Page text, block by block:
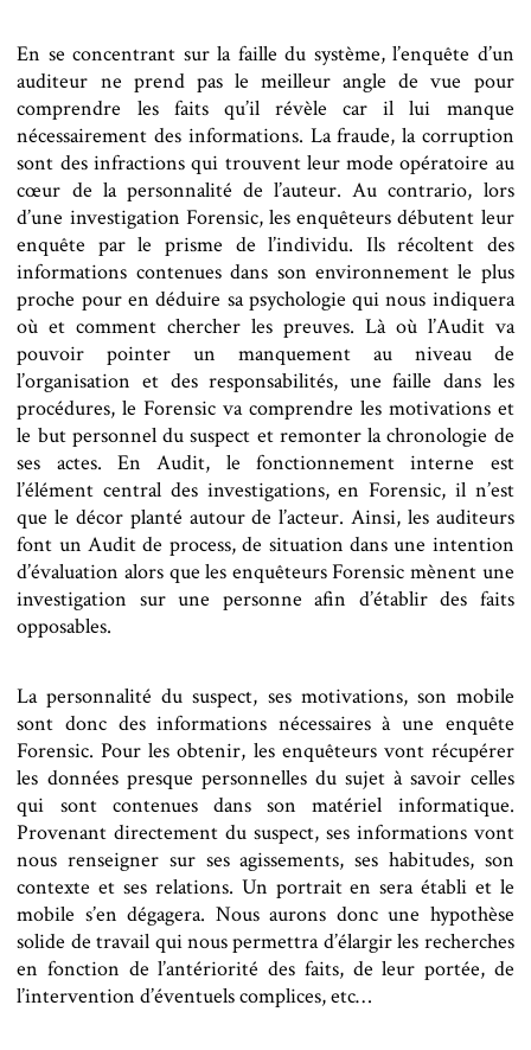
En se concentrant sur la faille du système, l’enquête d’un
auditeur ne prend pas le meilleur angle de vue pour
comprendre les faits qu’il révèle car il lui manque
nécessairement des informations. La fraude, la corruption
sont des infractions qui trouvent leur mode opératoire au
cœur de la personnalité de l’auteur. Au contrario, lors
d’une investigation Forensic, les enquêteurs débutent leur
enquête par le prisme de l’individu. Ils récoltent des
informations contenues dans son environnement le plus
proche pour en déduire sa psychologie qui nous indiquera
où et comment chercher les preuves. Là où l’Audit va
pouvoir pointer un manquement au niveau de
l’organisation et des responsabilités, une faille dans les
procédures, le Forensic va comprendre les motivations et
le but personnel du suspect et remonter la chronologie de
ses actes. En Audit, le fonctionnement interne est
l’élément central des investigations, en Forensic, il n’est
que le décor planté autour de l’acteur. Ainsi, les auditeurs
font un Audit de process, de situation dans une intention
d’évaluation alors que les enquêteurs Forensic mènent une
investigation sur une personne afin d’établir des faits
opposables.
La personnalité du suspect, ses motivations, son mobile
sont donc des informations nécessaires à une enquête
Forensic. Pour les obtenir, les enquêteurs vont récupérer
les données presque personnelles du sujet à savoir celles
qui sont contenues dans son matériel informatique.
Provenant directement du suspect, ses informations vont
nous renseigner sur ses agissements, ses habitudes, son
contexte et ses relations. Un portrait en sera établi et le
mobile s’en dégagera. Nous aurons donc une hypothèse
solide de travail qui nous permettra d’élargir les recherches
en fonction de l’antériorité des faits, de leur portée, de
l’intervention d’éventuels complices, etc…